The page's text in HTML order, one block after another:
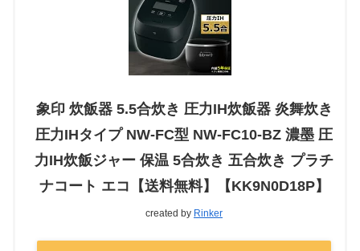
象印 炊飯器 5.5合炊き 圧力IH炊飯器 炎舞炊き
圧力IHタイプ NW-FC型 NW-FC10-BZ 濃墨 圧
力IH炊飯ジャー 保温 5合炊き 五合炊き プラチ
ナコート エコ【送料無料】【KK9N0D18P】
created by Rinker